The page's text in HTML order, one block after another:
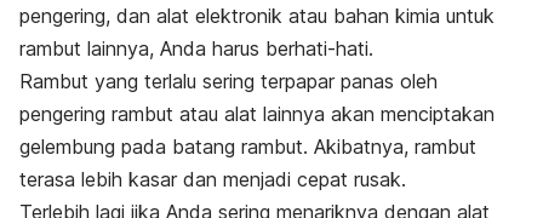
pengering, dan alat elektronik atau bahan kimia untuk
rambut lainnya, Anda harus berhati-hati.
Rambut yang terlalu sering terpapar panas oleh
pengering rambut atau alat lainnya akan menciptakan
gelembung pada batang rambut. Akibatnya, rambut
terasa lebih kasar dan menjadi cepat rusak.
Terlebih lagi jika Anda sering menariknya dengan alat